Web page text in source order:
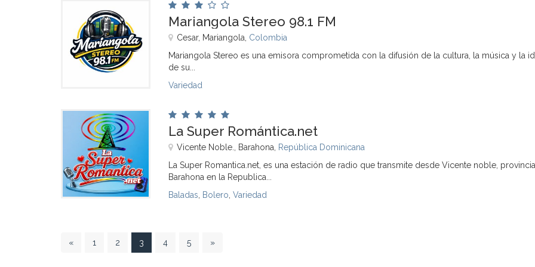
Mariangola Stereo 98.1 FM
Cesar, Mariangola, Colombia
Mariangola Stereo es una emisora comprometida con la difusión de la cultura, la música y la
de su...
Variedad
La Super Romántica.net
Vicente Noble., Barahona,
República Dominicana
La Super Romantica.net, es una estación de radio que transmite desde Vicente noble, provincia
Barahona en la Republica...
Baladas
Bolero Variedad
« 1 2 3 4 5 »